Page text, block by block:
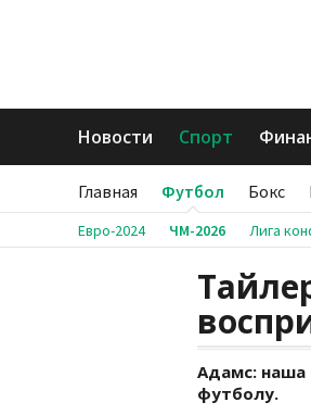
Новости Спорт
Главная Футбол Бокс
Евро-2024 ЧМ-2026 Лига
Адамс: наша
футболу.